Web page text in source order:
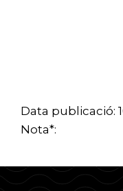
Data publicació:
Nota*: